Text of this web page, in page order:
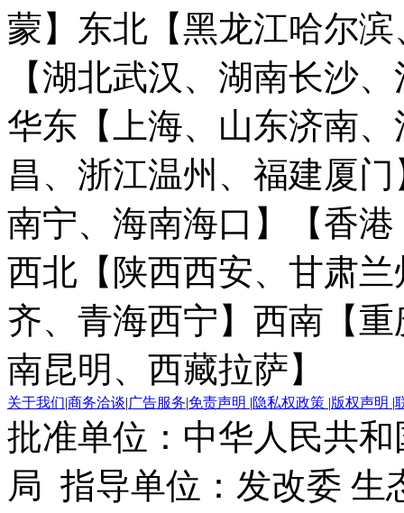
蒙】 东北【黑龙江哈尔
【湖北武汉、湖南长沙
华东【上海、山东济南
昌、浙江温州、福建厦门
南宁、海南海口】
【香
西北【陕西西安、甘肃
齐、青海西宁】 西南【
南昆明、西藏拉萨】
关于我们|商务洽谈|广告服务|免责声明 |隐私权政策 |版权声明 |
批准单位：中华人民共
局 指导单位：发改委 生